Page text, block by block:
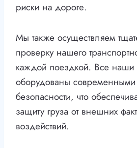
риски на дороге.
Мы также осуществляем
проверку нашего
каждой поездкой. Все наши
оборудованы современными
безопасности, что
защиту груза от внешних
воздействий.